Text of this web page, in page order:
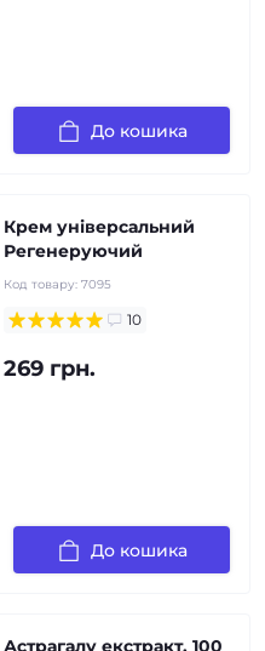
До кошика
Крем універсальний
Регенеруючий
Код товару: 7095
10
269 грн.
До кошика
Астрагалу екстракт, 100